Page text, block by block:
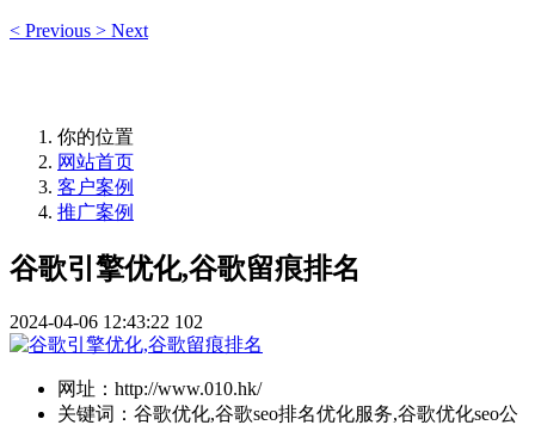
< Previous > Next
你的位置
网站首页
客户案例
推广案例
谷歌引擎优化,谷歌留痕排名
2024-04-06 12:43:22 102
网址： http://www.010.hk/
关键词： 谷歌优化,谷歌seo排名优化服务,谷歌优化seo公